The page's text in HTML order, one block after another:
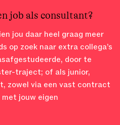
job als consultant?
jou daar heel graag meer
op zoek naar extra collega’s
door te
traject; of als junior,
zowel via een vast contract
jouw eigen